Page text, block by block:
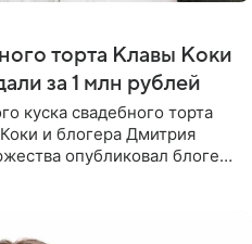
торта Клавы Коки
за 1 млн рублей
куска свадебного торта
и блогера Дмитрия
опубликовал блогер